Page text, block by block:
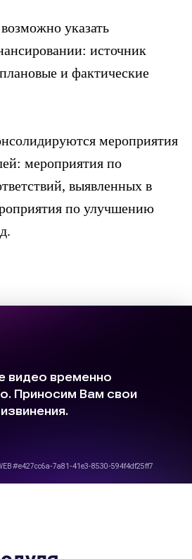
указать
источник
и фактические
мероприятия
мероприятия по
выявленных в
по улучшению